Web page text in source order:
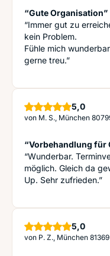
“Gute Organisation”
“Immer gut zu
kein Problem.
Fühle mich
gerne treu.”
5,0Sterne
von M. S., München
“Vorbehandlung für
“Wunderbar.
möglich. Gleich da
Up. Sehr zufrieden.”
5,0Sterne
von P. Z., München 81369